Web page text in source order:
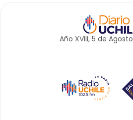
Año XVIII, 5 de Agosto